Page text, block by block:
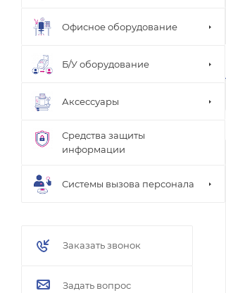
Офисное оборудование
Б/У оборудование
Аксессуары
Средства защиты
информации
Системы вызова персонала
Заказать звонок
Задать вопрос